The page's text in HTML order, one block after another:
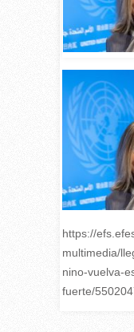
https://
multimedia/
nino-vuelva-
fuerte/